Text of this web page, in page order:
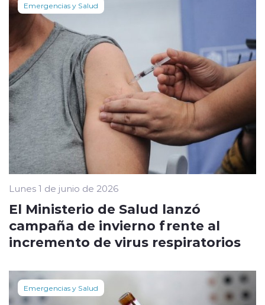
Emergencias y Salud
Lunes 1 de junio de 2026
El Ministerio de Salud lanzó
campaña de invierno frente al
incremento de virus respiratorios
Emergencias y Salud